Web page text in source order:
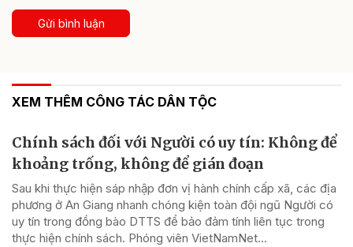
Gửi bình luận
XEM THÊM CÔNG TÁC DÂN TỘC
Chính sách đối với Người có uy tín: Không để
khoảng trống, không để gián đoạn
Sau khi thực hiện sáp nhập đơn vị hành chính cấp xã, các địa
phương ở An Giang nhanh chóng kiện toàn đội ngũ Người có
uy tín trong đồng bào DTTS để bảo đảm tính liên tục trong
thực hiện chính sách. Phóng viên VietNamNet...